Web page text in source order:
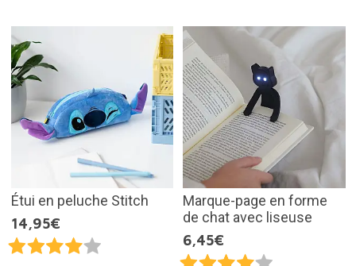
Étui en peluche Stitch
14,95€
Marque-page en forme
de chat avec liseuse
6,45€